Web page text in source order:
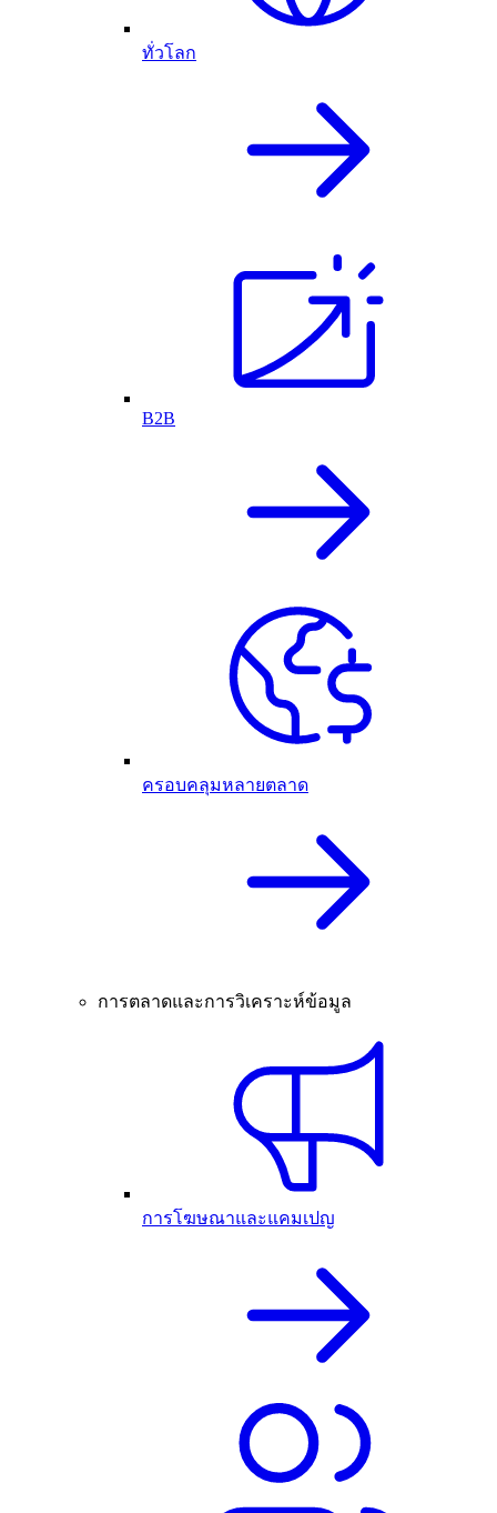
ทั่วโลก
B2B
ครอบคลุมหลายตลาด
การตลาดและการวิเคราะห์ข้อมูล
การโฆษณาและแคมเปญ